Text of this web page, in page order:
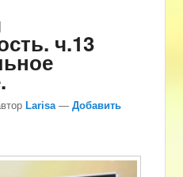
ч.13
Larisa —Добавить